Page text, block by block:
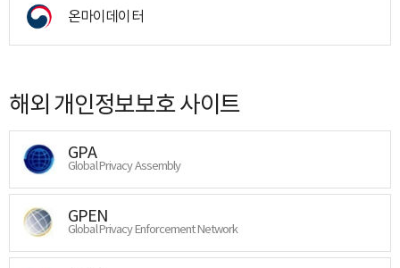
온마이데이터
해외 개인정보보호 사이트
GPA
Global Privacy Assembly
GPEN
Global Privacy Enforcement Network